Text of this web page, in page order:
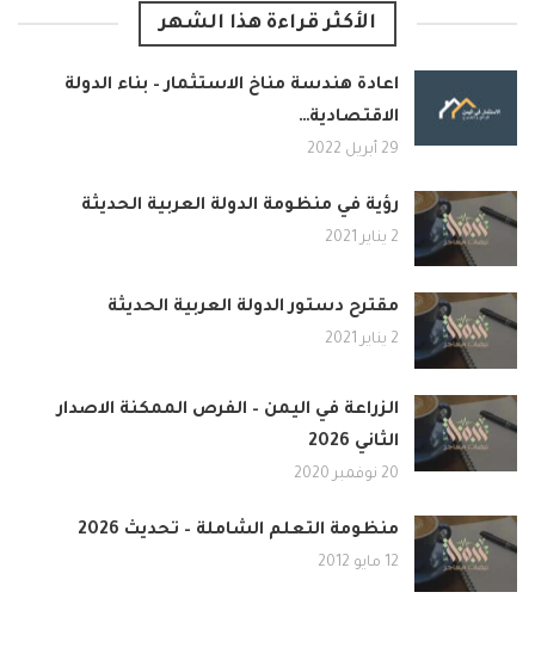
الأكثر قراءة هذا الشهر
اعادة هندسة مناخ الاستثمار – بناء الدولة
الاقتصادية…
29 أبريل 2022
رؤية في منظومة الدولة العربية الحديثة
2 يناير 2021
مقترح دستور الدولة العربية الحديثة
2 يناير 2021
الزراعة في اليمن – الفرص الممكنة الاصدار
الثاني 2026
20 نوفمبر 2020
منظومة التعلم الشاملة – تحديث 2026
12 مايو 2012